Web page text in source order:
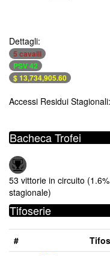
Dettagli:
5 cavalli
PSV 42
$ 13,734,905.60
Accessi Residui
Bacheca Trofei
53 vittorie in circuito
stagionale)
Tifoserie
#